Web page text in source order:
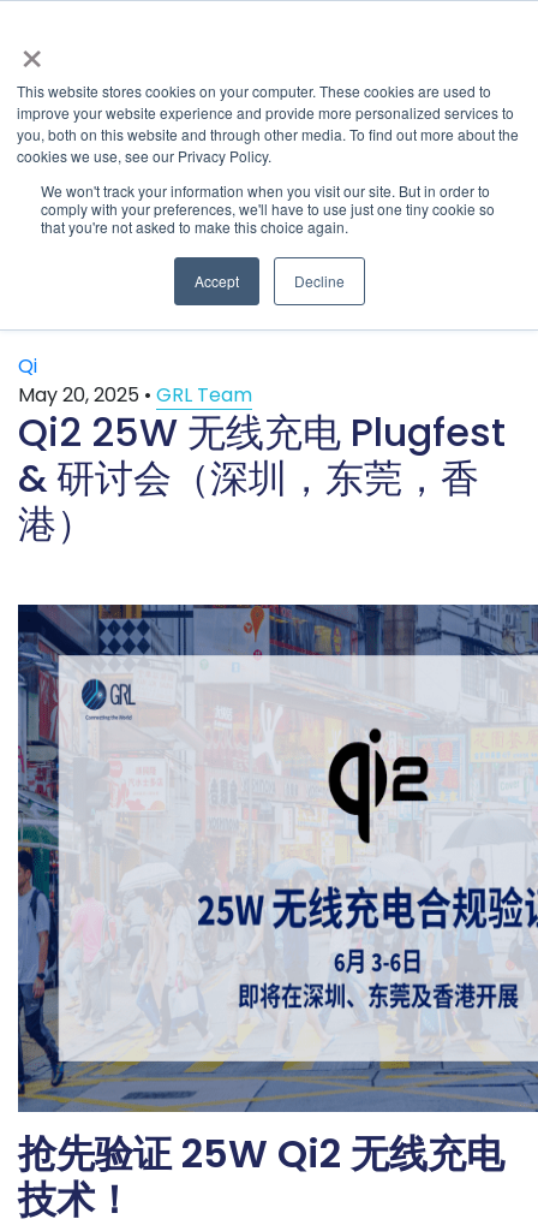
×
This website stores cookies on your computer. These cookies are used to
improve your website experience and provide more personalized services to
you, both on this website and through other media. To find out more about the
cookies we use, see our Privacy Policy.
We won't track your information when you visit our site. But in order to
comply with your preferences, we'll have to use just one tiny cookie so
that you're not asked to make this choice again.
Accept Decline
Latest & Past Events | Granite River Labs» Latest Articles
SHARE
Qi
May 20, 2025 • GRL Team
Qi2 25W 无线充电 Plugfest
& 研讨会（深圳，东莞，香
港）
抢先验证 25W Qi2 无线充电
技术！